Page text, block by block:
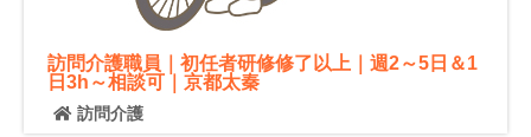
訪問介護職員｜初任者研修修了以上｜週2～5日＆1
日3h～相談可｜京都太秦
訪問介護